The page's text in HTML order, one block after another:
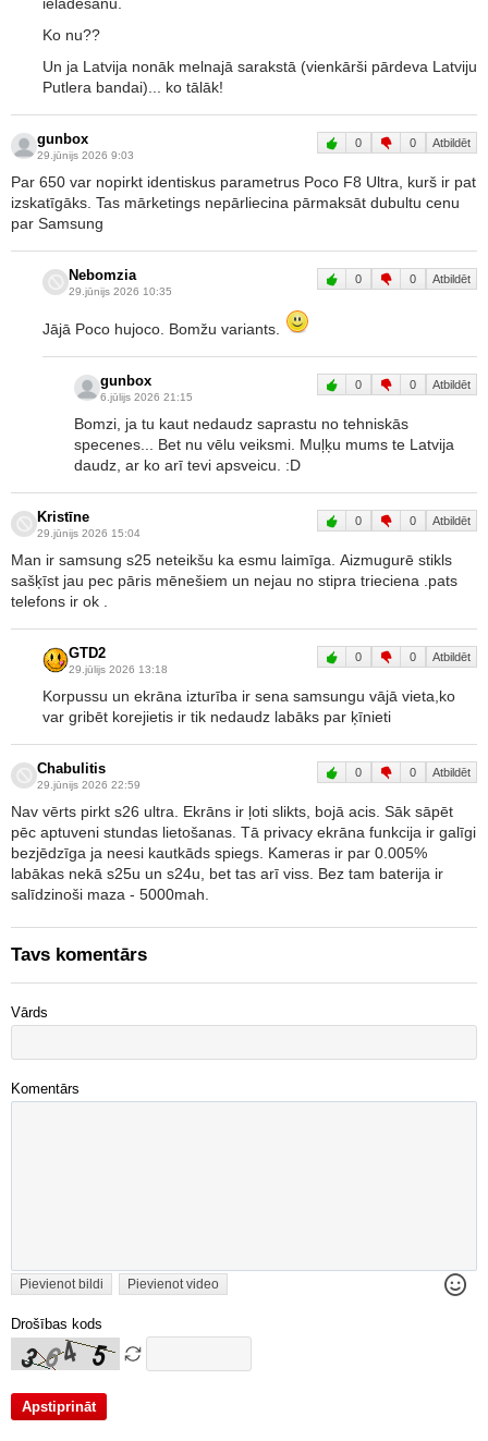
Ko nu??
Un ja Latvija nonāk melnajā sarakstā (vienkārši pārdeva Latviju
Putlera bandai)... ko tālāk!
gunbox
29.jūnijs 2026 9:03
0 0 Atbildēt
Par 650 var nopirkt identiskus parametrus Poco F8 Ultra, kurš ir pat
izskatīgāks. Tas mārketings nepārliecina pārmaksāt dubultu cenu
par Samsung
Nebomzia
29.jūnijs 2026 10:35
0 0 Atbildēt
Jājā Poco hujoco. Bomžu variants.
gunbox
6.jūlijs 2026 21:15
0 0 Atbildēt
Bomzi, ja tu kaut nedaudz saprastu no tehniskās
specenes... Bet nu vēlu veiksmi. Muļķu mums te Latvija
daudz, ar ko arī tevi apsveicu. :D
Kristīne
29.jūnijs 2026 15:04
0 0 Atbildēt
Man ir samsung s25 neteikšu ka esmu laimīga. Aizmugurē stikls
sašķīst jau pec pāris mēnešiem un nejau no stipra trieciena .pats
telefons ir ok .
GTD2
29.jūlijs 2026 13:18
0 0 Atbildēt
Korpussu un ekrāna izturība ir sena samsungu vājā vieta,ko
var gribēt korejietis ir tik nedaudz labāks par ķīnieti
Chabulitis
29.jūnijs 2026 22:59
0 0 Atbildēt
Nav vērts pirkt s26 ultra. Ekrāns ir ļoti slikts, bojā acis. Sāk sāpēt
pēc aptuveni stundas lietošanas. Tā privacy ekrāna funkcija ir galīgi
bezjēdzīga ja neesi kautkāds spiegs. Kameras ir par 0.005%
labākas nekā s25u un s24u, bet tas arī viss. Bez tam baterija ir
salīdzinoši maza - 5000mah.
Tavs komentārs
Vārds
Komentārs
Pievienot bildi Pievienot video
Drošības kods